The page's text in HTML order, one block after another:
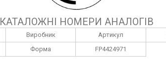
КАТАЛОЖНІ НОМЕРИ АНАЛОГІВ
Виробник Артикул
Форма FP4424971